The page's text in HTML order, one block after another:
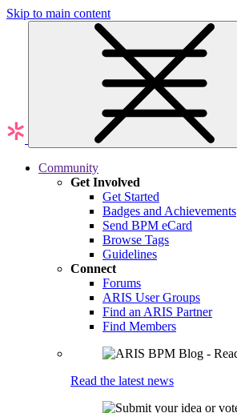
Skip to main content
Community
Get Involved
Get Started
Badges and Achievements
Send BPM eCard
Browse Tags
Guidelines
Connect
Forums
ARIS User Groups
Find an ARIS Partner
Find Members
Read the latest news